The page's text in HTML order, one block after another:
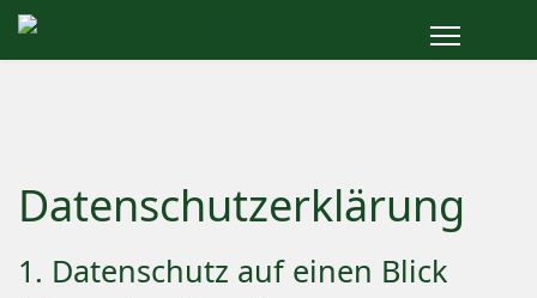
Datenschutzerklärung
1. Datenschutz auf einen Blick